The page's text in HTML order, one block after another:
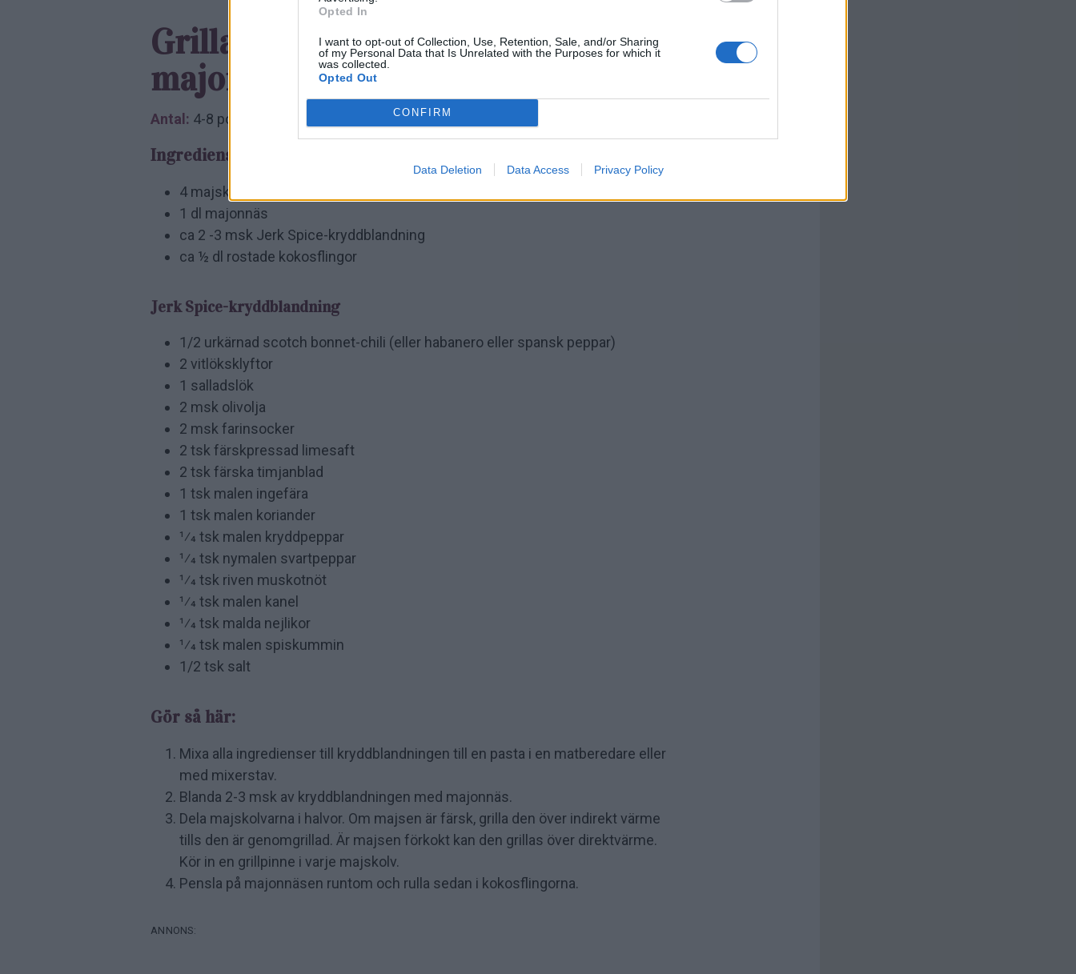
Opted In
I want to opt-out of Collection, Use, Retention, Sale, and/or Sharing
of my Personal Data that Is Unrelated with the Purposes for which it
was collected.
Opted Out
CONFIRM
Data Deletion Data Access Privacy Policy
Grillad majs med Jamaikansk jerk-
majonnäs och rostad kokos
Antal: 4-8 portioner
Ingredienser:
4 majskolvar
1 dl majonnäs
ca 2 -3 msk Jerk Spice-kryddblandning
ca ½ dl rostade kokosflingor
Jerk Spice-kryddblandning
1/2 urkärnad scotch bonnet-chili (eller habanero eller spansk peppar)
2 vitlöksklyftor
1 salladslök
2 msk olivolja
2 msk farinsocker
2 tsk färskpressad limesaft
2 tsk färska timjanblad
1 tsk malen ingefära
1 tsk malen koriander
1⁄4 tsk malen kryddpeppar
1⁄4 tsk nymalen svartpeppar
1⁄4 tsk riven muskotnöt
1⁄4 tsk malen kanel
1⁄4 tsk malda nejlikor
1⁄4 tsk malen spiskummin
1/2 tsk salt
Gör så här:
Mixa alla ingredienser till kryddblandningen till en pasta i en matberedare eller
med mixerstav.
Blanda 2-3 msk av kryddblandningen med majonnäs.
Dela majskolvarna i halvor. Om majsen är färsk, grilla den över indirekt värme
tills den är genomgrillad. Är majsen förkokt kan den grillas över direktvärme.
Kör in en grillpinne i varje majskolv.
Pensla på majonnäsen runtom och rulla sedan i kokosflingorna.